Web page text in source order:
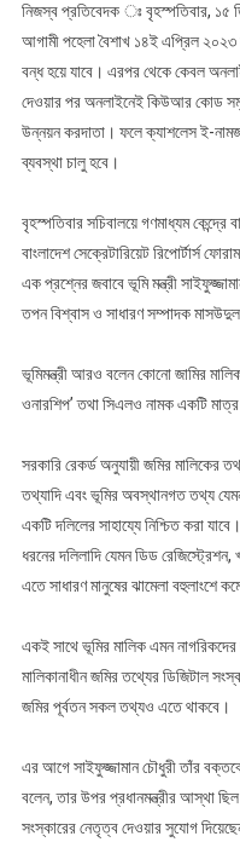
নিজস্ব প্রতিবেদক ঃ বৃহস্পতিবার, ১৫
আগামী পহেলা বৈশাখ ১৪ই এপ্রিল ২০২৩
বন্ধ হয়ে যাবে। এরপর থেকে কেবল
দেওয়ার পর অনলাইনেই কিউআর কোড
উন্নয়ন করদাতা। ফলে ক্যাশলেস ই-
ব্যবস্থা চালু হবে।
বৃহস্পতিবার সচিবালয়ে গণমাধ্যম কেন্দ্রে
বাংলাদেশ সেক্রেটারিয়েট
এক প্রশ্নের জবাবে ভূমি মন্ত্রী
তপন বিশ্বাস ও সাধারণ সম্পাদক
ভূমিমন্ত্রী আরও বলেন কোনো জামির
ওনারশিপ’ তথা সিএলও নামক একটি
সরকারি রেকর্ড অনুযায়ী জমির
তথ্যাদি এবং ভূমির অবস্থানগত তথ্য
একটি দলিলের সাহায্যে নিশ্চিত করা
ধরনের দলিলাদি যেমন ডিড
এতে সাধারণ মানুষের ঝামেলা বহুলাংশে
একই সাথে ভূমির মালিক এমন নাগরিকদের
মালিকানাধীন জমির তথ্যের ডিজিটাল
জমির পূর্বতন সকল তথ্যও এতে থাকবে।
এর আগে সাইফুজ্জামান চৌধুরী তাঁর
বলেন, তার উপর প্রধানমন্ত্রীর আস্থা
সংস্কারের নেতৃত্ব দেওয়ার সুযোগ